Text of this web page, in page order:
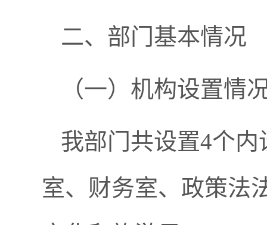
二、部门基本情况
（一）机构设置情
我部门共设置4个内
室、财务室、政策法